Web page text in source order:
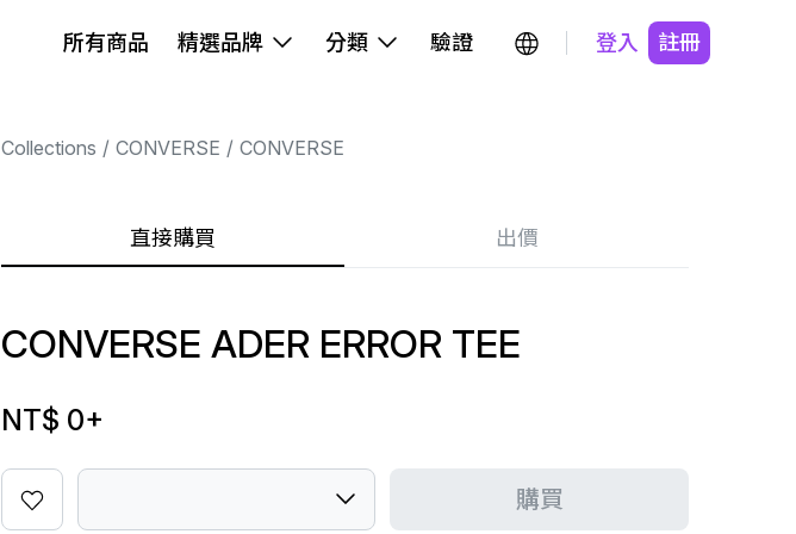
所有商品 精選品牌 分類 驗證 登入 註冊
Collections CONVERSE CONVERSE
直接購買 出價
CONVERSE ADER ERROR TEE
NT$ 0+
購買